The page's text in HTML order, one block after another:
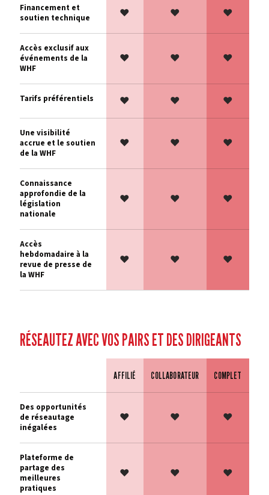
Financement et
soutien technique
♥ ♥ ♥
Accès exclusif aux
événements de la
WHF
♥ ♥ ♥
Tarifs préférentiels ♥ ♥ ♥
Une visibilité
accrue et le soutien
de la WHF
♥ ♥ ♥
Connaissance
approfondie de la
législation
nationale
♥ ♥ ♥
Accès
hebdomadaire à la
revue de presse de
la WHF
♥ ♥ ♥
RÉSEAUTEZ AVEC VOS PAIRS ET DES DIRIGEANTS
Fonctionnalité
AFFILIÉ COLLABORATEUR COMPLET
Des opportunités
de réseautage
inégalées
♥ ♥ ♥
Plateforme de
partage des
meilleures
pratiques
♥ ♥ ♥